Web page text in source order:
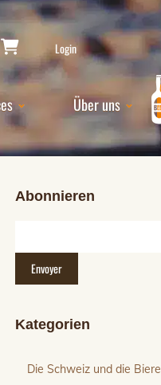
Login
Über uns
Abonnieren
Kategorien
Die Schweiz und die Biere